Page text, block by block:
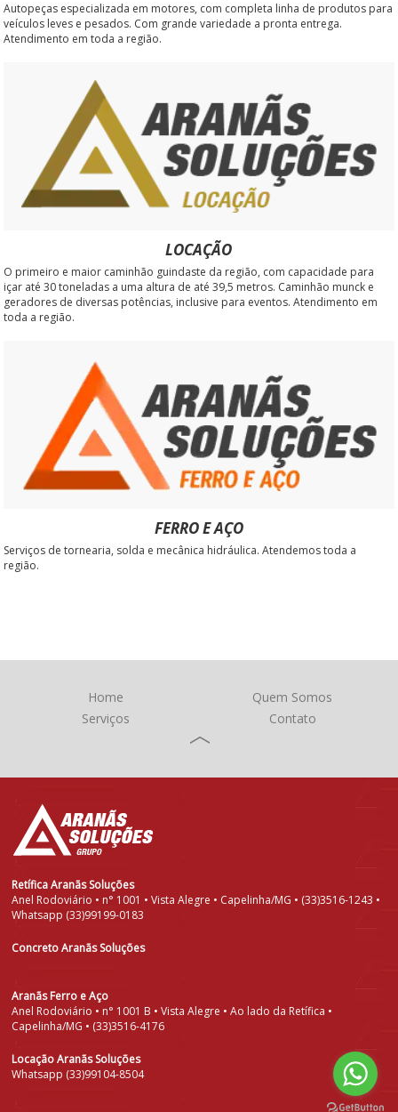
Autopeças especializada em motores, com completa linha de produtos para
veículos leves e pesados. Com grande variedade a pronta entrega.
Atendimento em toda a região.
LOCAÇÃO
O primeiro e maior caminhão guindaste da região, com capacidade para
içar até 30 toneladas a uma altura de até 39,5 metros. Caminhão munck e
geradores de diversas potências, inclusive para eventos. Atendimento em
toda a região.
FERRO E AÇO
Serviços de tornearia, solda e mecânica hidráulica. Atendemos toda a
região.
Home
Quem Somos
Serviços
Contato
Retífica Aranãs Soluções
Anel Rodoviário • n° 1001 • Vista Alegre • Capelinha/MG • (33)3516-1243 •
Whatsapp (33)99199-0183
Concreto Aranãs Soluções
Aranãs Ferro e Aço
Anel Rodoviário • n° 1001 B • Vista Alegre • Ao lado da Retífica •
Capelinha/MG • (33)3516-4176
Locação Aranãs Soluções
Whatsapp (33)99104-8504